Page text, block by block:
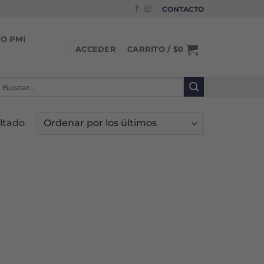
CONTACTO
PMI
ACCEDER
CARRITO / $0